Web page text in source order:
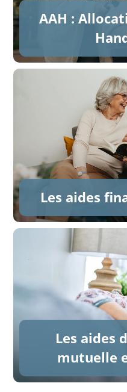
AAH :
Les aides
Les aides
mutuelle